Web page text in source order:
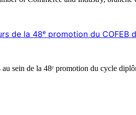
de la 48ᵉ promotion du COFEB
sein de la 48ᵉ promotion du cycle